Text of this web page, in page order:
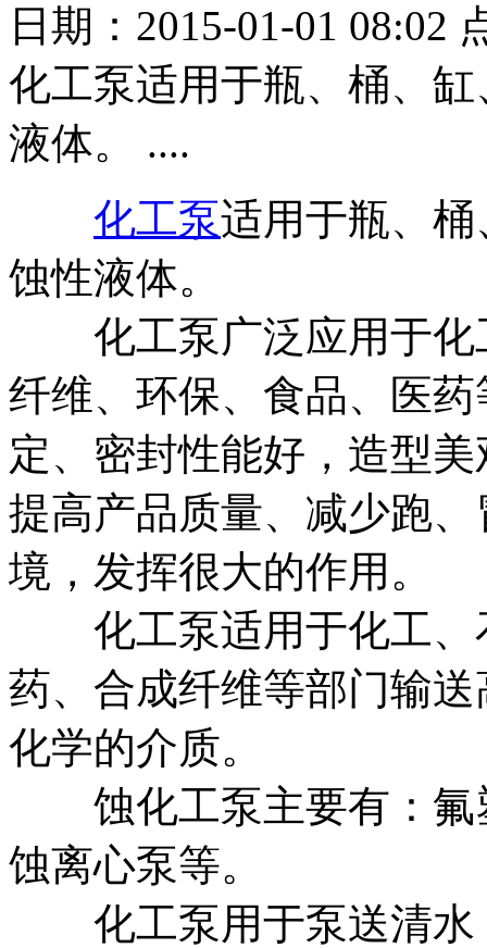
日期：2015-01-01 08:02
化工泵适用于瓶、桶、
液体。 ....
化工泵适用于瓶、
蚀性液体。
化工泵广泛应用于化
纤维、环保、食品、医
定、密封性能好，造型
提高产品质量、减少跑
境，发挥很大的作用。
化工泵适用于化工、
药、合成纤维等部门输
化学的介质。
蚀化工泵主要有：氟
蚀离心泵等。
化工泵用于泵送清水